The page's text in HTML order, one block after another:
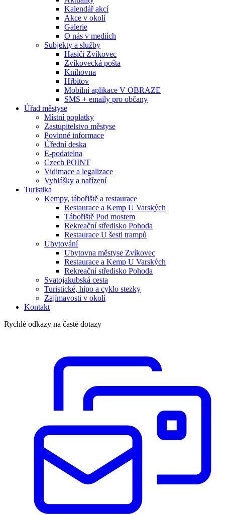
Kalendář akcí
Akce v okolí
Galerie
O nás v mediích
Subjekty a služby
Hasiči Zvíkovec
Zvíkovecká pošta
Knihovna
Hřbitov
Mobilní aplikace V OBRAZE
SMS + emaily pro občany
Úřad městyse
Místní poplatky
Zastupitelstvo městyse
Povinné informace
Úřední deska
E-podatelna
Czech POINT
Vidimace a legalizace
Vyhlášky a nařízení
Turistika
Kempy, tábořiště a restaurace
Restaurace a Kemp U Varských
Tábořiště Pod mostem
Rekreační středisko Pohoda
Restaurace U šesti trampů
Ubytování
Ubytovna městyse Zvíkovec
Restaurace a Kemp U Varských
Rekreační středisko Pohoda
Svatojakubská cesta
Turistické, hipo a cyklo stezky
Zajímavosti v okolí
Kontakt
Rychlé odkazy na časté dotazy